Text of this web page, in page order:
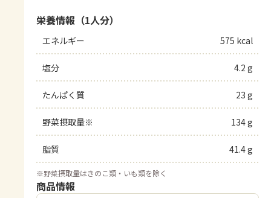
栄養情報（1人分）
エネルギー 575 kcal
塩分 4.2 g
たんぱく質 23 g
野菜摂取量※ 134 g
脂質 41.4 g
※野菜摂取量はきのこ類・いも類を除く
商品情報